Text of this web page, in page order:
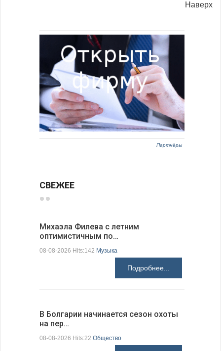
Наверх
Партнёры
СВЕЖЕЕ
Михаэла Филева с летним
оптимистичным по…
08-08-2026 Hits:142 Музыка
Подробнее...
В Болгарии начинается сезон охоты
на пер…
08-08-2026 Hits:22 Общество